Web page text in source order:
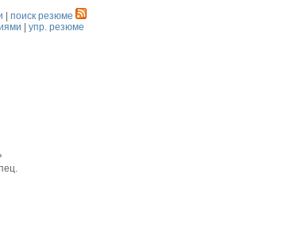
поиск резюме
|упр. резюме